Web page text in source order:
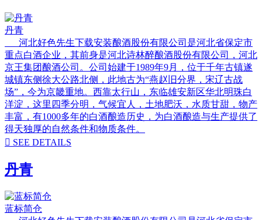
丹青
河北好色先生下载安装酿酒股份有限公司是河北省保定市
重点白酒企业，其前身是河北诗林醉酿酒股份有限公司，河北
京王集团酿酒公司。公司始建于1989年9月，位于千年古镇遂
城镇东侧徐大公路北侧，此地古为“燕赵旧分界，宋辽古战
场”，今为京畿重地。西靠太行山，东临雄安新区华北明珠白
洋淀，这里四季分明，气候宜人，土地肥沃，水质甘甜，物产
丰富，有1000多年的白酒酿造历史，为白酒酿造与生产提供了
得天独厚的自然条件和物质条件。
 SEE DETAILS
丹青
蓝标简仓